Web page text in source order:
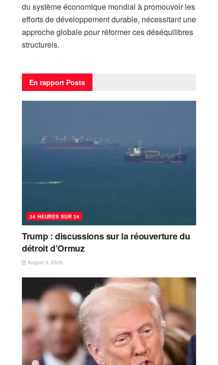
du système économique mondial à promouvoir les
efforts de développement durable, nécessitant une
approche globale pour réformer ces déséquilibres
structurels.
En rapport Posts
24 HEURES SUR 24
Trump : discussions sur la réouverture du
détroit d’Ormuz
August 3, 2026